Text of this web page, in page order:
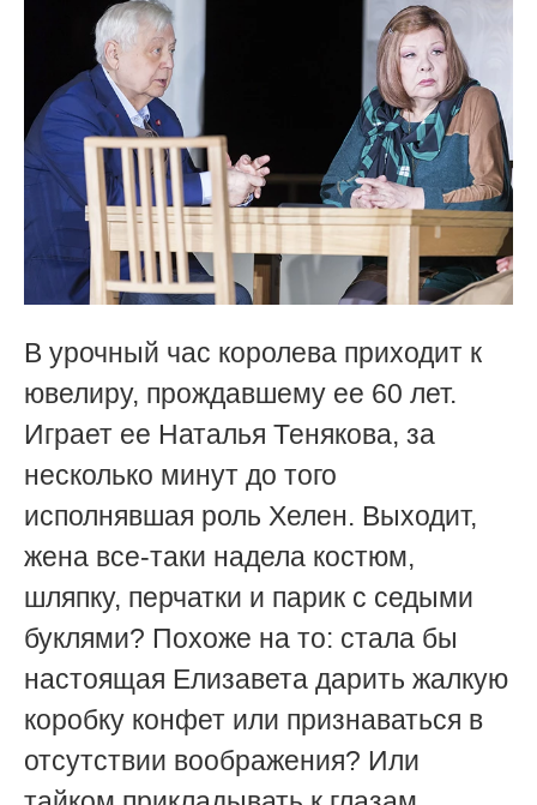
В урочный час королева приходит к
ювелиру, прождавшему ее 60 лет.
Играет ее Наталья Тенякова, за
несколько минут до того
исполнявшая роль Хелен. Выходит,
жена все-таки надела костюм,
шляпку, перчатки и парик с седыми
буклями? Похоже на то: стала бы
настоящая Елизавета дарить жалкую
коробку конфет или признаваться в
отсутствии воображения? Или